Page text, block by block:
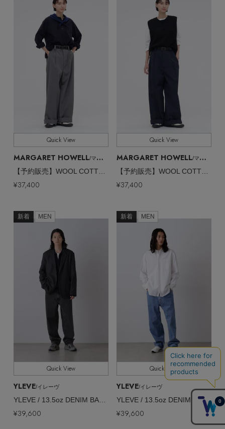
Quick View
MARGARET HOWELL/マーガレット・ハウエル
【予約販売】WOOL COTTON TWILL TROUSERS
¥37,400
Quick View
MARGARET HOWELL/マーガレット・ハウエル
【予約販売】WOOL COTTON TWILL TROUSERS
¥37,400
新着 MEN
Quick View
YLEVE/イレーヴ
YLEVE / 13.5oz DENIM BAGGY
¥39,600
新着 MEN
Quick View
YLEVE/イレーヴ
YLEVE / 13.5oz DENIM BAGGY
¥39,600